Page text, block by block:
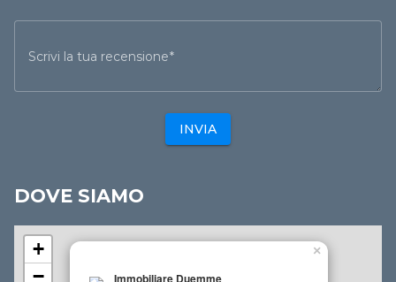
Scrivi la tua recensione
INVIA
DOVE SIAMO
Immobiliare Duemme
×
+
−